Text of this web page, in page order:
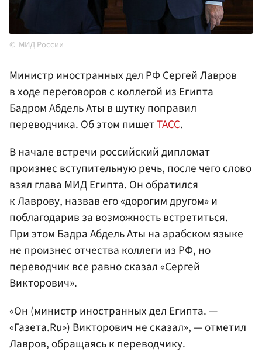
МИД России
Министр иностранных делРФСергейЛавров
в ходе переговоров с коллегой изЕгипта
Бадром Абдель Аты в шутку поправил
переводчика. Об этом пишетТАСС.
В начале встречи российский дипломат
произнес вступительную речь, после чего слово
взял глава МИД Египта. Он обратился
к Лаврову, назвав его «дорогим другом» и
поблагодарив за возможность встретиться.
При этом Бадра Абдель Аты на арабском языке
не произнес отчества коллеги из РФ, но
переводчик все равно сказал «Сергей
Викторович».
«Он (министр иностранных дел Египта. —
«Газета.Ru») Викторович не сказал», — отметил
Лавров, обращаясь к переводчику.